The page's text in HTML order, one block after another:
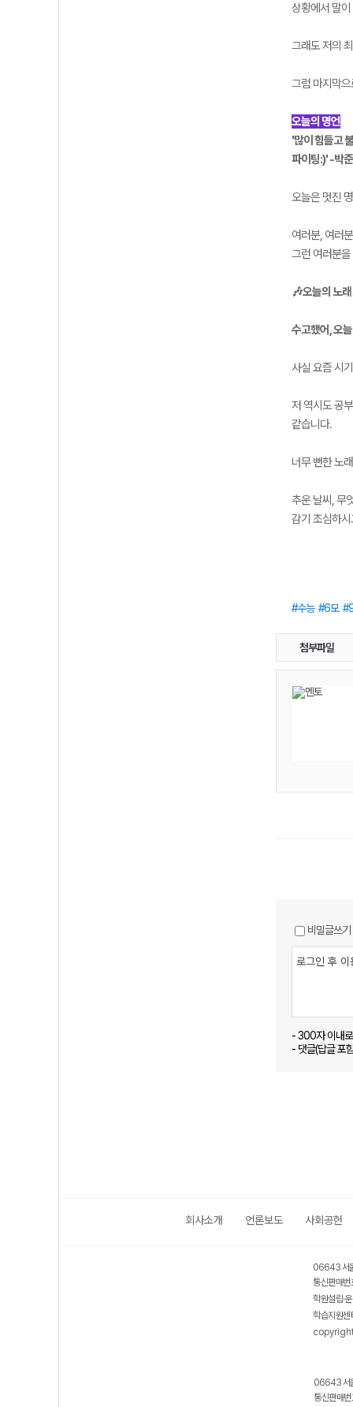
상황에서 말
그래도 저의
그럼 마지막
오늘의 명언
'많이 힘들고
파이팅:)' -박
오늘은 멋진
여러분, 여러
그런 여러분
🎶오늘의 노
수고했어, 오
사실 요즘 시
저 역시도 공
같습니다.
너무 뻔한 노
추운 날씨, 무
감기 조심하
수능 6모
첨부파일
비밀글쓰기
- 300자 이내
- 댓글(답글 포
회사소개 언론보도 사회공헌
06643 서
통신판매
학원설립·
학습지원
06643 서
통신판매